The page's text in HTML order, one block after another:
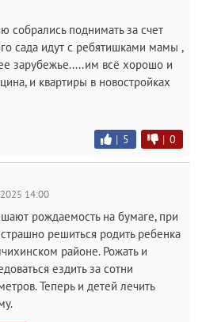
собрались поднимать за счет
сада идут с ребятишками мамы ,
зарубежье.....им всё хорошо и
и квартиры в новостройках
| 5 | 0
14:00
рождаемость на бумаге, при
решиться родить ребенка
районе. Рожать и
ездить за сотни
Теперь и детей лечить